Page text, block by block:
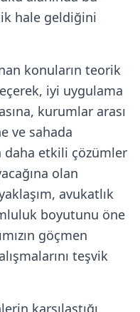
hale geldiğini
konuların teorik
iyi uygulama
kurumlar arası
ve sahada
daha etkili çözümler
olan
avukatlık
boyutunu öne
göçmen
teşvik
karşılaştığı